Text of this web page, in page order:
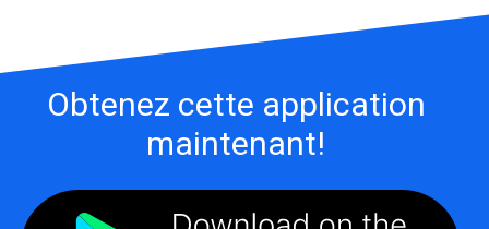
Obtenez cette application
maintenant!